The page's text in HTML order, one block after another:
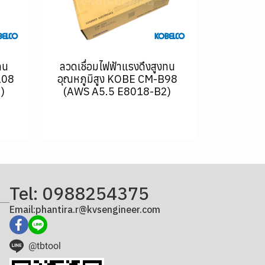
ลวดเชื่อมไฟฟ้าแรงดึงสูงทน
อุณหภูมิสูง KOBE CM-B98
(AWS A5.5 E8018-B2)
Tel: 0988254375
Email:phantira.r@kvsengineer.com
@tbtool